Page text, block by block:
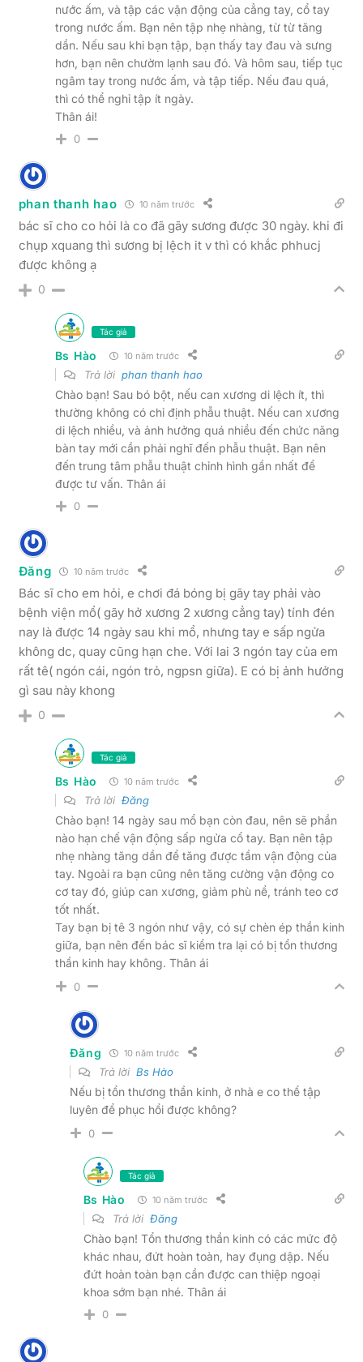
nước ấm, và tập các vận động của cẳng tay, cổ tay
trong nước ấm. Bạn nên tập nhẹ nhàng, từ từ tăng
dần. Nếu sau khi bạn tập, bạn thấy tay đau và sưng
hơn, bạn nên chườm lạnh sau đó. Và hôm sau, tiếp tục
ngâm tay trong nước ấm, và tập tiếp. Nếu đau quá,
thì có thể nghỉ tập ít ngày.
Thân ái!
0
phan thanh hao 10 năm trước
bác sĩ cho co hỏi là co đã gãy sương được 30 ngày. khi đi
chụp xquang thì sương bị lệch it v thì có khắc phhucj
được không ạ
0
Tác giả
Bs Hào 10 năm trước
Trả lời phan thanh hao
Chào bạn! Sau bó bột, nếu can xương di lệch ít, thì
thường không có chỉ định phẫu thuật. Nếu can xương
di lệch nhiều, và ảnh hưởng quá nhiều đến chức năng
bàn tay mới cần phải nghĩ đến phẫu thuật. Bạn nên
đến trung tâm phẫu thuật chỉnh hình gần nhất để
được tư vấn. Thân ái
0
Đăng 10 năm trước
Bác sĩ cho em hỏi, e chơi đá bóng bị gãy tay phải vào
bệnh viện mổ( gãy hở xương 2 xương cẳng tay) tính đén
nay là được 14 ngày sau khi mổ, nhưng tay e sấp ngửa
không dc, quay cũng hạn che. Với lai 3 ngón tay của em
rất tê( ngón cái, ngón trỏ, ngpsn giữa). E có bị ảnh hưởng
gì sau này khong
0
Tác giả
Bs Hào 10 năm trước
Trả lời Đăng
Chào bạn! 14 ngày sau mổ bạn còn đau, nên sẽ phần
nào hạn chế vận động sấp ngửa cổ tay. Bạn nên tập
nhẹ nhàng tăng dần để tăng được tầm vận động của
tay. Ngoài ra bạn cũng nên tăng cường vận động co
cơ tay đó, giúp can xương, giảm phù nề, tránh teo cơ
tốt nhất.
Tay bạn bị tê 3 ngón như vậy, có sự chèn ép thần kinh
giữa, bạn nên đến bác sĩ kiểm tra lại có bị tổn thương
thần kinh hay không. Thân ái
0
Đăng 10 năm trước
Trả lời Bs Hào
Nếu bị tổn thương thần kinh, ở nhà e co thể tập
luyên để phục hồi được không?
0
Tác giả
Bs Hào 10 năm trước
Trả lời Đăng
Chào bạn! Tổn thương thần kinh có các mức độ
khác nhau, đứt hoàn toàn, hay đụng dập. Nếu
đứt hoàn toàn bạn cần được can thiệp ngoại
khoa sớm bạn nhé. Thân ái
0